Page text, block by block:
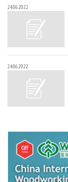
24.06.2022
24.06.2022